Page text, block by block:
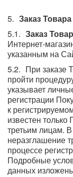
Заказ Товара
Заказ
Интернет-
указанным на
При заказе
пройти
указывает
регистрации
к
известен
третьим лицам.
неразглашение
процессе
Подробные
данных